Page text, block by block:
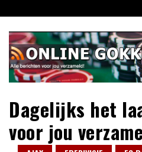
naar
inhoud
Dagelijks het
voor jou